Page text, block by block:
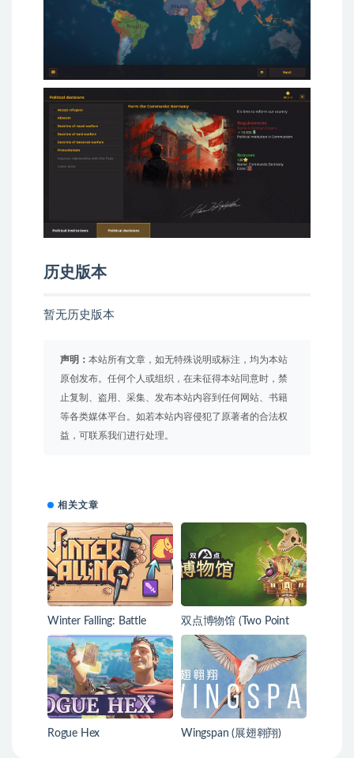
历史版本
暂无历史版本
声明： 本站所有文章，如无特殊说明或标注，均为本站
原创发布。任何个人或组织，在未征得本站同意时，禁
止复制、盗用、采集、发布本站内容到任何网站、书籍
等各类媒体平台。如若本站内容侵犯了原著者的合法权
益，可联系我们进行处理。
相关文章
Winter Falling: Battle
Tactics
双点博物馆 (Two Point
Museum)
Rogue Hex Wingspan (展翅翱翔)